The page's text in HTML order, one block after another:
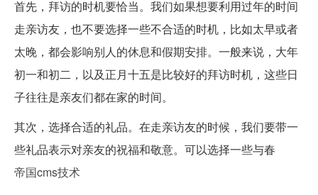
首先，拜访的时机要恰当。我们如果想要利用过年的时间
走亲访友，也不要选择一些不合适的时机，比如太早或者
太晚，都会影响别人的休息和假期安排。一般来说，大年
初一和初二，以及正月十五是比较好的拜访时机，这些日
子往往是亲友们都在家的时间。
其次，选择合适的礼品。在走亲访友的时候，我们要带一
些礼品表示对亲友的祝福和敬意。可以选择一些与春
帝国cms技术